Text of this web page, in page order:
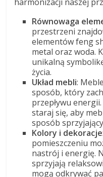
Równowaga
przestrzeni
elementów feng
metal oraz woda.
unikalną
życia.
Układ mebli:
sposób, który
przepływu
staraj się, aby
sposób
Kolory i dekoracje
pomieszczeniu
nastrój i energię.
sprzyjają
mogą odkrywać